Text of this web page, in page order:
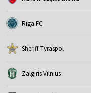
Riga FC
Sheriff Tyraspol
Zalgiris Vilnius